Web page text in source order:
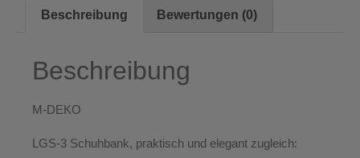
Beschreibung Bewertungen (0)
Beschreibung
M-DEKO
LGS-3 Schuhbank, praktisch und elegant zugleich: